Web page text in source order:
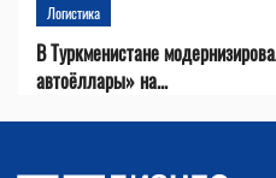
Логистика
В Туркменистане
автоёллары» на...